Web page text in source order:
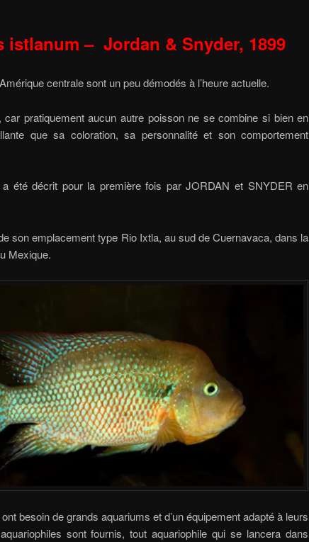
istlanum –Jordan & Snyder, 1899
centrale sont un peu démodés à l’heure actuelle.
car pratiquement aucun autre poisson ne se combine si bien en
que sa coloration, sa personnalité et son comportement
a été décrit pour la première fois par JORDAN et SNYDER en
son emplacement type Rio Ixtla, au sud de Cuernavaca, dans la
Mexique.
besoin de grands aquariums et d’un équipement adapté à leurs
sont fournis, tout aquariophile qui se lancera dans